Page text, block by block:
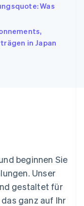
Was
in Japan
beginnen Sie
Unser
gestaltet für
ganz auf Ihr